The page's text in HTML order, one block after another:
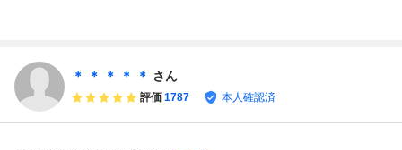
エミリー 在庫2
I 千秋 MEDICOM
TOY PLUS
＊ ＊ ＊ ＊ ＊ さん
評価 1787 本人確認済